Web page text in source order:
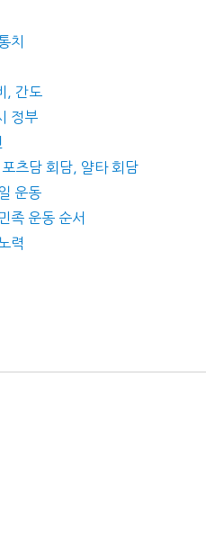
치
, 간도
정부
츠담 회담, 얄타 회담
운동
족 운동 순서
력